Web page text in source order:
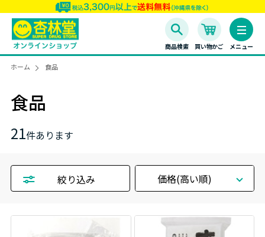
商品検索 買い物かご メニュー
ホーム 食品
食品
21件あります
絞り込み 価格(高い順)